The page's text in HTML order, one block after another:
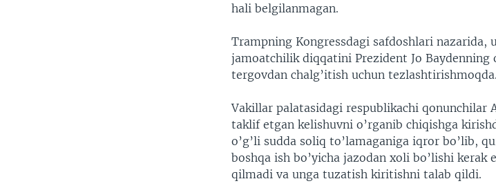
hali belgilanmagan.
Trampning Kongressdagi safdoshlari
jamoatchilik diqqatini Prezident Jo Baydenning
tergovdan chalg’itish uchun tezlashtirishmoqda.
Vakillar palatasidagi respublikachi qonunchilar
taklif etgan kelishuvni o’rganib chiqishga
o’g’li sudda soliq to’lamaganiga iqror bo’lib,
boshqa ish bo’yicha jazodan xoli bo’lishi
qilmadi va unga tuzatish kiritishni talab qildi.